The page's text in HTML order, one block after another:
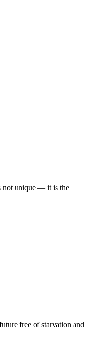
not unique — it is the
free of starvation and